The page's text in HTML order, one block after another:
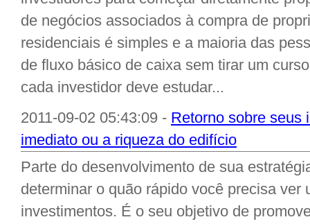
de negócios associados à compra de
residenciais é simples e a maioria das
de fluxo básico de caixa sem tirar um
cada investidor deve estudar...
2011-09-02 05:43:09 - Retorno sobre seus
imediato ou a riqueza do edifício
Parte do desenvolvimento de sua
determinar o quão rápido você precisa ver
investimentos. É o seu objetivo de